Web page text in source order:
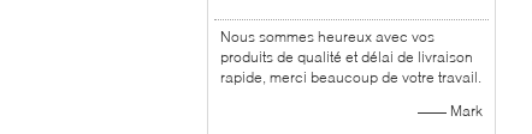
Nous sommes heureux avec vos
produits de qualité et délai de livraison
rapide, merci beaucoup de votre travail.
—— Mark